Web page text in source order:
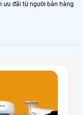
ưu đãi từ người bán hàng